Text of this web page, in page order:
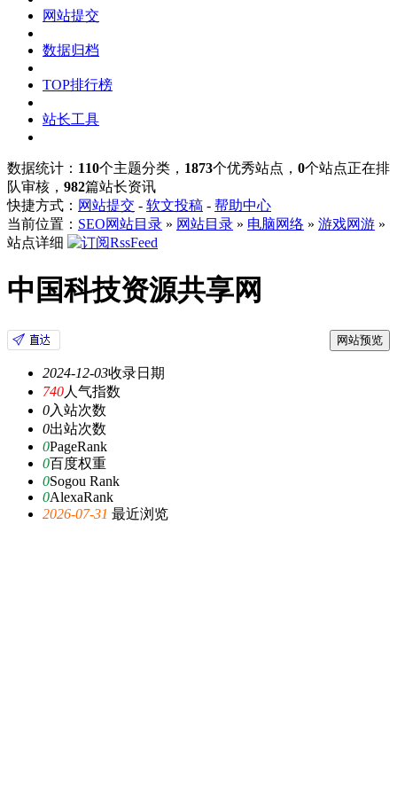
网站提交
数据归档
TOP排行榜
站长工具
数据统计： 110个主题分类， 1873个优秀站点， 0个站点正在排
队审核， 982篇站长资讯
快捷方式： 网站提交 - 软文投稿 - 帮助中心
当前位置： SEO网站目录 » 网站目录 » 电脑网络 » 游戏网游 »
站点详细
中国科技资源共享网
网站预览
2024-12-03收录日期
740人气指数
0入站次数
0出站次数
0PageRank
0百度权重
0Sogou Rank
0AlexaRank
2026-07-31 最近浏览